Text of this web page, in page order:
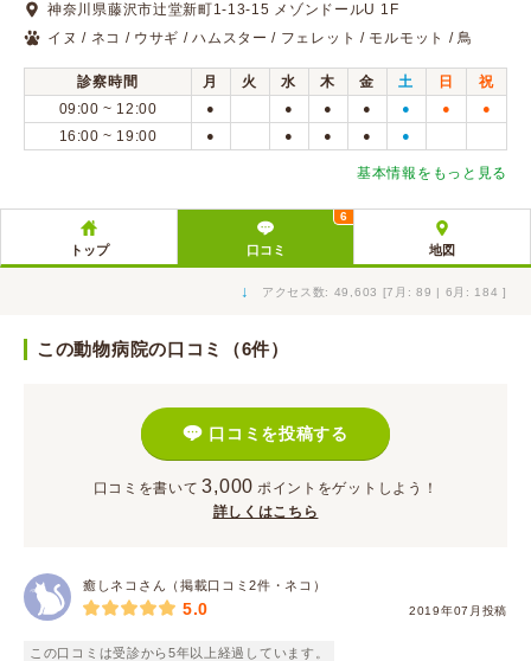
口コミ検索
Calooペットとは？
神奈川県藤沢市辻堂新町1-13-15 メゾンドールU 1F
イヌ / ネコ / ウサギ / ハムスター / フェレット / モルモット / 鳥
診察時間 月 火 水 木 金 土 日
祝
09:00 ~ 12:00
● ● ● ● ● ● ●
16:00 ~ 19:00 ● ● ● ● ●
基本情報をもっと見る
トップ 口コミ
6
地図
↓ アクセス数: 49,603 [7月: 89 | 6月: 184 ]
この動物病院の口コミ（6件）
口コミを投稿する
口コミを書いて 3,000 ポイント をゲットしよう！
詳しくはこちら
癒しネコさん（掲載口コミ2件・ネコ）
2019年07月投稿
5.0
この口コミは受診から5年以上経過しています。